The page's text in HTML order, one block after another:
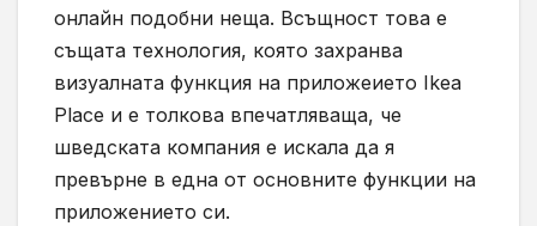
онлайн подобни неща. Всъщност това е
същата технология, която захранва
визуалната функция на приложеието Ikea
Place и е толкова впечатляваща, че
шведската компания е искала да я
превърне в една от основните функции на
приложението си.